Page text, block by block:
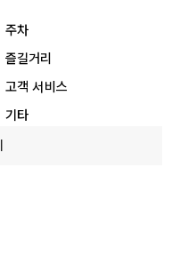
주차
즐길거리
고객 서비스
기타